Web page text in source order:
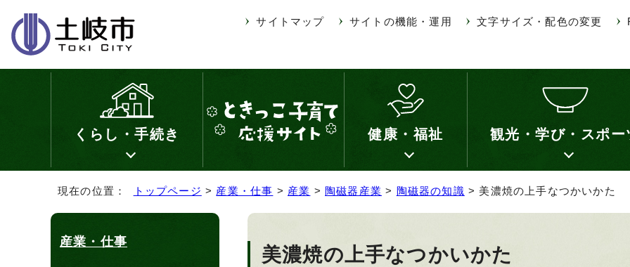
サイトマップ サイトの機能・運用 文字サイズ・配色の変更
くらし・手続き 健康・福祉 観光・学び・スポー
現在の位置： トップページ > 産業・仕事 > 産業 > 陶磁器産業 > 陶磁器の知識 > 美濃焼の上手なつかいかた
美濃焼の上手なつかいかた
産業・仕事